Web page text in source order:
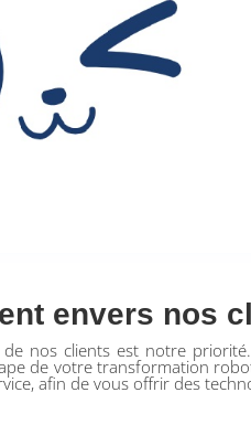
envers nos
de nos clients est notre
de votre transformation
afin de vous offrir des